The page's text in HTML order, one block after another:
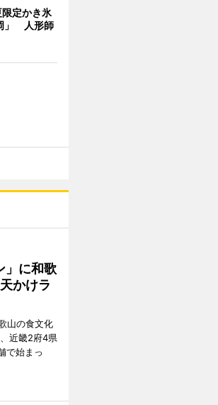
定かき氷
」 人形師
」に和歌
かけラ
山の食文化
近畿2府4県
で始まっ